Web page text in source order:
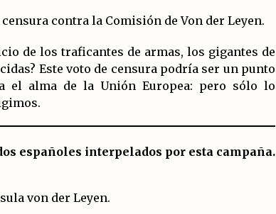
contra la Comisión de Von der Leyen.
de los traficantes de armas, los gigantes de
Este voto de censura podría ser un punto
el alma de la Unión Europea: pero sólo lo
españoles interpelados por esta campaña.
von der Leyen.